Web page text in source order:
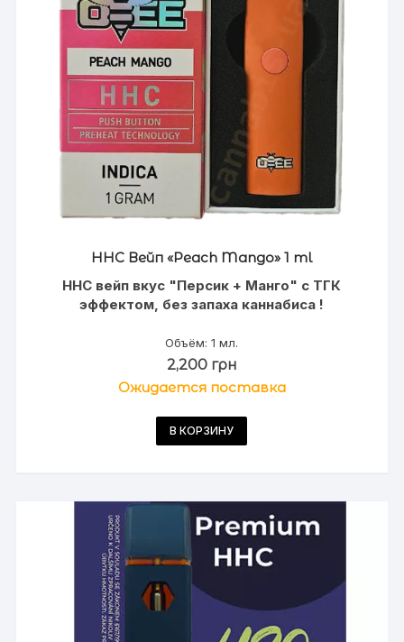
HHC Вейп «Peach Mango» 1 ml
HHC вейп вкус "Персик + Манго" с ТГК
эффектом, без запаха каннабиса !
Объём: 1 мл.
2,200 грн
Ожидается поставка
В КОРЗИНУ